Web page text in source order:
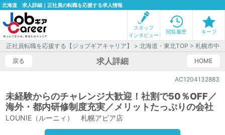
北海道 求人詳細｜正社員の転職を応援する求人情報
スタッフ
インタビュー
閲覧履歴 キープ
正社員転職を応援する【ジョブギアキャリア】 >北海道・東北TOP >札幌市中
戻る
HOME
求人詳細
AC1204132883
未経験からのチャレンジ大歓迎！社割で50％OFF／
海外・都内研修制度充実／メリットたっぷりの会社
LOUNIE（ルーニィ） 札幌アピア店